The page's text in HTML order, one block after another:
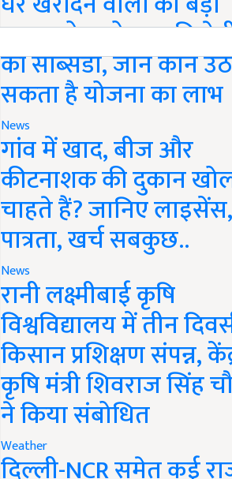
राहत, होम लोन पर
की सब्सिडी, जानें कौन
सकता है योजना का लाभ
News
गांव में खाद, बीज और
कीटनाशक की दुकान
चाहते हैं? जानिए लाइसेंस,
पात्रता, खर्च सबकुछ..
News
रानी लक्ष्मीबाई कृषि
विश्वविद्यालय में तीन
किसान प्रशिक्षण संपन्न,
कृषि मंत्री शिवराज सिंह
ने किया संबोधित
Weather